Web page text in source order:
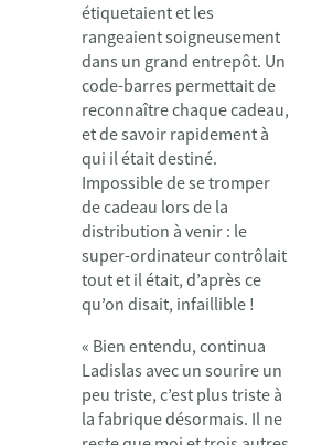
étiquetaient et les
rangeaient soigneusement
dans un grand entrepôt. Un
code-barres permettait de
reconnaître chaque cadeau,
et de savoir rapidement à
qui il était destiné.
Impossible de se tromper
de cadeau lors de la
distribution à venir : le
super-ordinateur contrôlait
tout et il était, d’après ce
qu’on disait, infaillible !
« Bien entendu, continua
Ladislas avec un sourire un
peu triste, c’est plus triste à
la fabrique désormais. Il ne